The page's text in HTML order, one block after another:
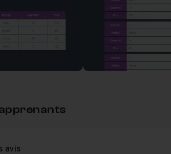
Mise en forme du tableau pour les grands
Mise en forme du tableau pour les petits écrans
avis